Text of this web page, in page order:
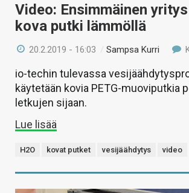
Video: Ensimmäinen
kova putki lämmöllä
20.2.2019 - 16:03 /Sampsa Kurri
io-techin tulevassa
käytetään kovia PETG-muoviputkia
letkujen sijaan.
Lue lisää
H2O kovat putket vesijäähdytys video